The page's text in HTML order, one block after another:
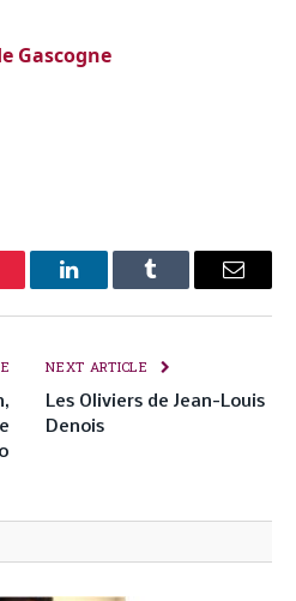
Gascogne
LinkedInTumblr Email
NEXT ARTICLE
Les Oliviers de Jean-Louis
Denois